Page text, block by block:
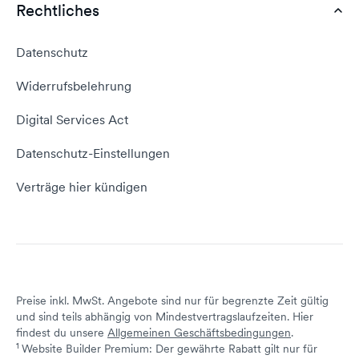
Domain umziehen
E-Mail-Domain
Server Hosting
AGB
Kontakt aufnehmen
Empfehlungsprogramm
Domain Reseller
Status dogado.de
Rechtliches
Datenschutz
Widerrufsbelehrung
Digital Services Act
Datenschutz-Einstellungen
Verträge hier kündigen
Preise inkl. MwSt. Angebote sind nur für begrenzte Zeit gültig
und sind teils abhängig von Mindestvertragslaufzeiten. Hier
findest du unsere Allgemeinen Geschäftsbedingungen.
1 Website Builder Premium: Der gewährte Rabatt gilt nur für